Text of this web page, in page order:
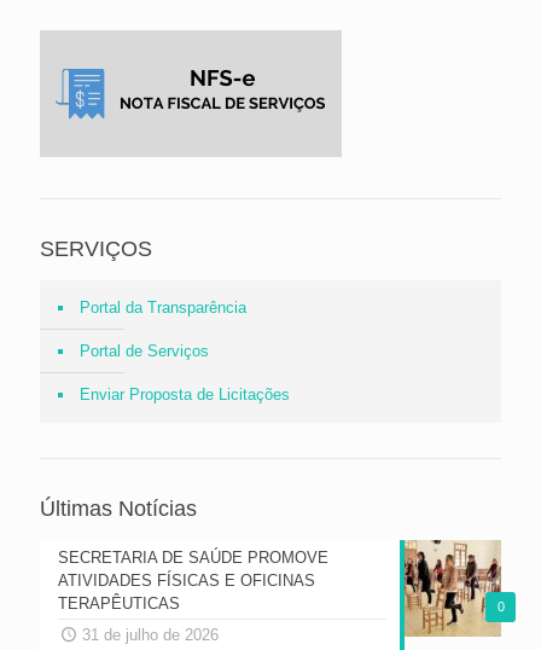
SERVIÇOS
Portal da Transparência
Portal de Serviços
Enviar Proposta de Licitações
Últimas Notícias
0
SECRETARIA DE SAÚDE PROMOVE
ATIVIDADES FÍSICAS E OFICINAS
TERAPÊUTICAS
31 de julho de 2026